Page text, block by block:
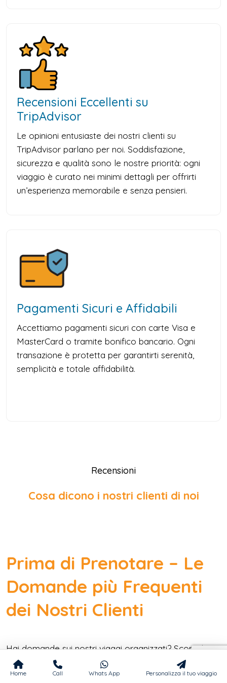
Recensioni Eccellenti su
TripAdvisor
Le opinioni entusiaste dei nostri clienti su
TripAdvisor parlano per noi. Soddisfazione,
sicurezza e qualità sono le nostre priorità: ogni
viaggio è curato nei minimi dettagli per offrirti
un’esperienza memorabile e senza pensieri.
Pagamenti Sicuri e Affidabili
Accettiamo pagamenti sicuri con carte Visa e
MasterCard o tramite bonifico bancario. Ogni
transazione è protetta per garantirti serenità,
semplicità e totale affidabilità.
Recensioni
Cosa dicono i nostri clienti di noi
Prima di Prenotare – Le
Domande più Frequenti
dei Nostri Clienti
Hai domande sui nostri viaggi organizzati? Scopri le
FAQ: info su prenotazioni, pagamenti, assistenza,
documenti, tour su misura e servizi dell’agenzia di
Home Call Whats App Personalizza il tuo viaggio